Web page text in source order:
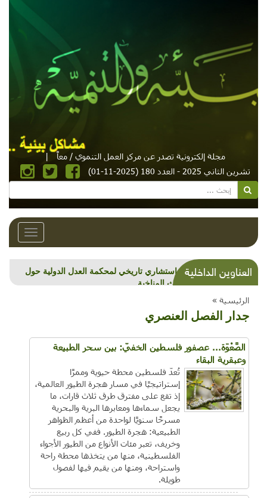
مجلة إلكترونية تصدر عن مركز العمل التنموي / معاً
|
تشرين الثاني 2025 - العدد 180 (2025-11-01)
Toggle
العناوين الداخليةقرار استشاري تاريخي لمحكمة العدل الدولية حول
الكوارث المناخية
الرئيسية »
جدار الفصل العنصري
الصَّعْوَة... عصفور فلسطين الخفيّ: بين سحر الطبيعة
وعبقرية البقاء
تُعدّ فلسطين محطة حيوية وممرًا
إستراتيجيًا في مسار هجرة الطيور العالمية،
إذ تقع على مفترق طرق ثلاث قارات، ما
يجعل سماءها ومعابرها البرية والبحرية
مسرحًا سنويًا لواحدة من أعظم الظواهر
الطبيعية: هجرة الطيور. ففي كل ربيع
وخريف، تعبر مئات الأنواع من الطيور الأجواء
الفلسطينية، منها من يتخذها محطة راحة
واستراحة، ومنها من يقيم فيها لفصول
طويلة.